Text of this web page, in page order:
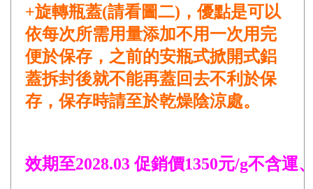
+旋轉瓶蓋(請看圖二)，優點是可以
依每次所需用量添加不用一次用完
便於保存，之前的安瓶式掀開式鋁
蓋拆封後就不能再蓋回去不利於保
存，保存時請至於乾燥陰涼處。
效期至2028.03 促銷價1350元/g不含運